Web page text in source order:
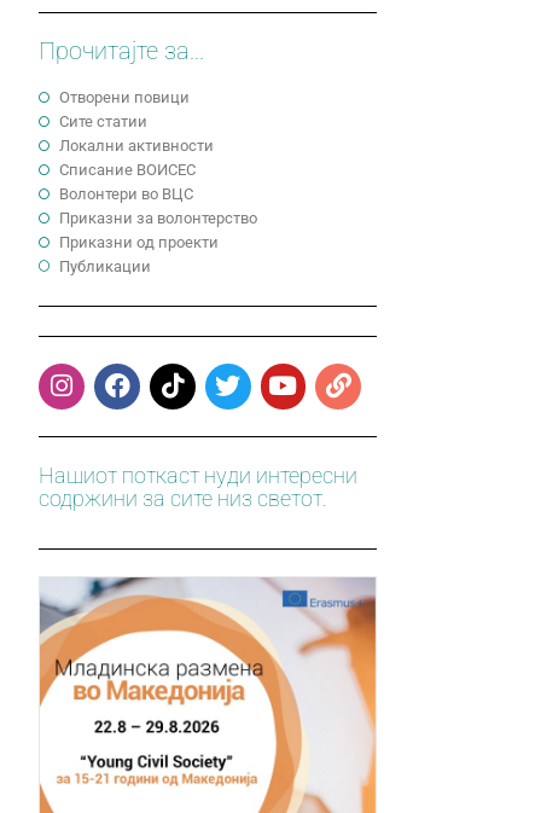
Прочитајте за...
Отворени повици
Сите статии
Локални активности
Cписание ВОИСЕС
Волонтери во ВЦС
Приказни за волонтерство
Приказни од проекти
Публикации
Нашиот поткаст нуди интересни
содржини за сите низ светот.